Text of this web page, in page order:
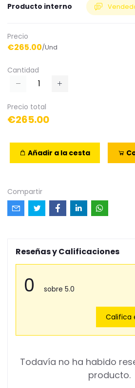
Producto interno
Precio
€265.00/Und
Cantidad
Precio total
€265.00
Añadir a la cesta
Compartir
Reseñas y Calificaciones
0 sobre 5.0
Califica
Todavía no ha habido
producto.